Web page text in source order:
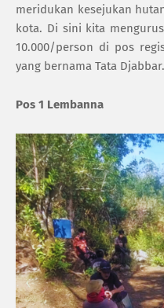
meridukan kesejukan
kota. Di sini kita
10.000/person di pos
yang bernama Tata Djabbar.
Pos 1 Lembanna